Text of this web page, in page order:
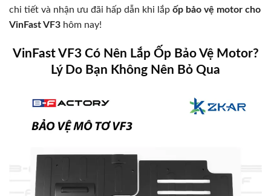
chi tiết và nhận ưu đãi hấp dẫn khi lắp ốp bảo vệ motor cho
VinFast VF3 hôm nay!
VinFast VF3 Có Nên Lắp Ốp Bảo Vệ Motor?
Lý Do Bạn Không Nên Bỏ Qua